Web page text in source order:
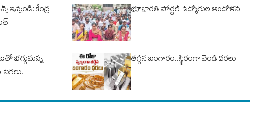
ఇవ్వండి: కేంద్ర
భూభారతి పోర్టల్ ఉద్యోగుల ఆందోళన
భగ్గుమన్న
తగ్గిన బంగారం..స్థిరంగా వెండి ధరలు